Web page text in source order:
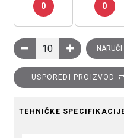
0 0
Umetak za odvodnik
NARUČI
USPOREDI PROIZVOD
TEHNIČKE